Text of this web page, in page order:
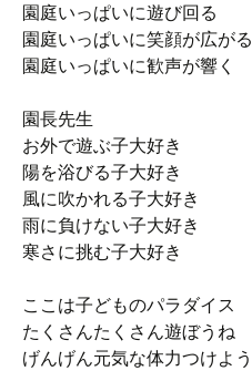
園庭いっぱいに遊び回る
園庭いっぱいに笑顔が広がる
園庭いっぱいに歓声が響く
園長先生
お外で遊ぶ子大好き
陽を浴びる子大好き
風に吹かれる子大好き
雨に負けない子大好き
寒さに挑む子大好き
ここは子どものパラダイス
たくさんたくさん遊ぼうね
げんげん元気な体力つけよう